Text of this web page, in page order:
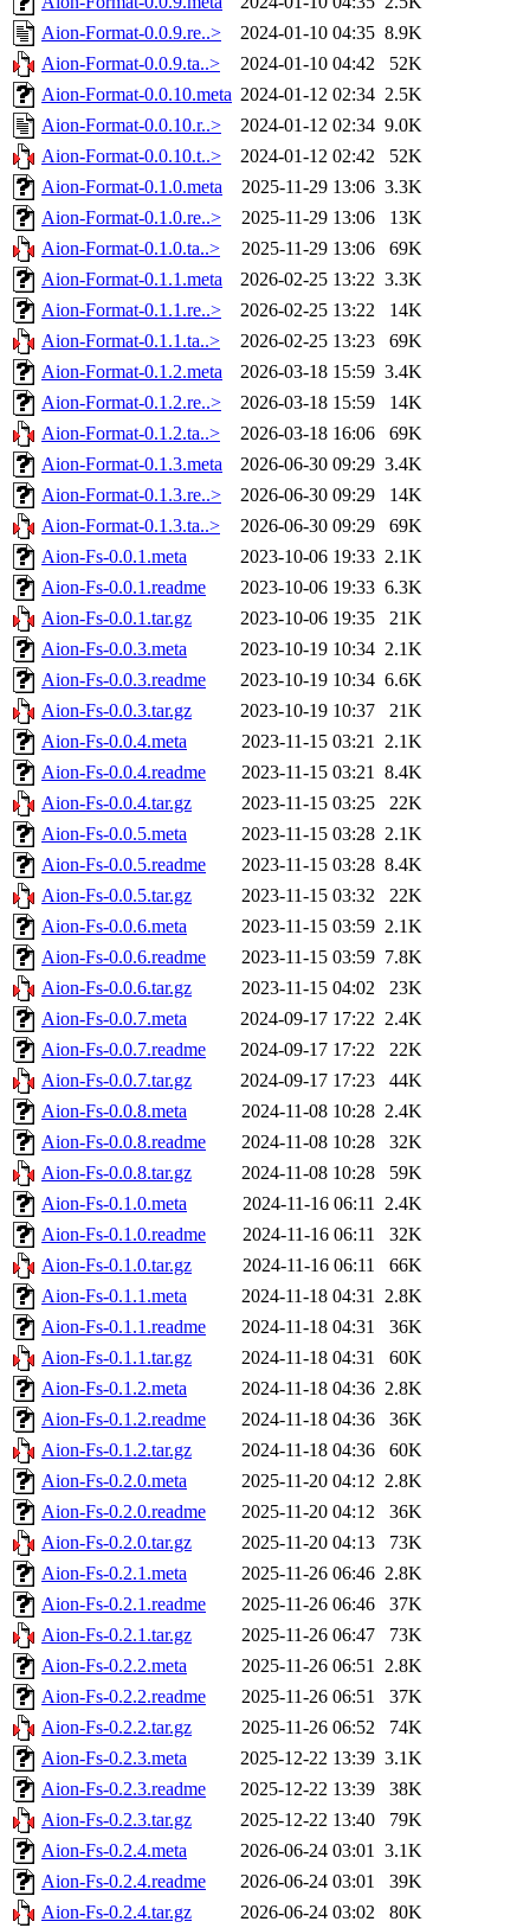
Aion-Format-0.0.9.re..>
2024-01-10 04:35 8.9K
Aion-Format-0.0.9.ta..>
2024-01-10 04:42
52K
Aion-Format-0.0.10.meta 2024-01-12 02:34 2.5K
Aion-Format-0.0.10.r..>
2024-01-12 02:34 9.0K
Aion-Format-0.0.10.t..>
2024-01-12 02:42
52K
Aion-Format-0.1.0.meta
2025-11-29 13:06 3.3K
Aion-Format-0.1.0.re..>
2025-11-29 13:06
13K
Aion-Format-0.1.0.ta..>
2025-11-29 13:06
69K
Aion-Format-0.1.1.meta
2026-02-25 13:22 3.3K
Aion-Format-0.1.1.re..>
2026-02-25 13:22
14K
Aion-Format-0.1.1.ta..>
2026-02-25 13:23
69K
Aion-Format-0.1.2.meta
2026-03-18 15:59 3.4K
Aion-Format-0.1.2.re..>
2026-03-18 15:59
14K
Aion-Format-0.1.2.ta..>
2026-03-18 16:06
69K
Aion-Format-0.1.3.meta
2026-06-30 09:29 3.4K
Aion-Format-0.1.3.re..>
2026-06-30 09:29
14K
Aion-Format-0.1.3.ta..>
2026-06-30 09:29
69K
Aion-Fs-0.0.1.meta
2023-10-06 19:33 2.1K
Aion-Fs-0.0.1.readme
2023-10-06 19:33 6.3K
Aion-Fs-0.0.1.tar.gz
2023-10-06 19:35
21K
Aion-Fs-0.0.3.meta
2023-10-19 10:34 2.1K
Aion-Fs-0.0.3.readme
2023-10-19 10:34 6.6K
Aion-Fs-0.0.3.tar.gz
2023-10-19 10:37
21K
Aion-Fs-0.0.4.meta
2023-11-15 03:21 2.1K
Aion-Fs-0.0.4.readme
2023-11-15 03:21 8.4K
Aion-Fs-0.0.4.tar.gz
2023-11-15 03:25
22K
Aion-Fs-0.0.5.meta
2023-11-15 03:28 2.1K
Aion-Fs-0.0.5.readme
2023-11-15 03:28 8.4K
Aion-Fs-0.0.5.tar.gz
2023-11-15 03:32
22K
Aion-Fs-0.0.6.meta
2023-11-15 03:59 2.1K
Aion-Fs-0.0.6.readme
2023-11-15 03:59 7.8K
Aion-Fs-0.0.6.tar.gz
2023-11-15 04:02
23K
Aion-Fs-0.0.7.meta
2024-09-17 17:22 2.4K
Aion-Fs-0.0.7.readme
2024-09-17 17:22
22K
Aion-Fs-0.0.7.tar.gz
2024-09-17 17:23
44K
Aion-Fs-0.0.8.meta
2024-11-08 10:28 2.4K
Aion-Fs-0.0.8.readme
2024-11-08 10:28
32K
Aion-Fs-0.0.8.tar.gz
2024-11-08 10:28
59K
Aion-Fs-0.1.0.meta
2024-11-16 06:11 2.4K
Aion-Fs-0.1.0.readme
2024-11-16 06:11
32K
Aion-Fs-0.1.0.tar.gz
2024-11-16 06:11
66K
Aion-Fs-0.1.1.meta
2024-11-18 04:31 2.8K
Aion-Fs-0.1.1.readme
2024-11-18 04:31
36K
Aion-Fs-0.1.1.tar.gz
2024-11-18 04:31
60K
Aion-Fs-0.1.2.meta
2024-11-18 04:36 2.8K
Aion-Fs-0.1.2.readme
2024-11-18 04:36
36K
Aion-Fs-0.1.2.tar.gz
2024-11-18 04:36
60K
Aion-Fs-0.2.0.meta
2025-11-20 04:12 2.8K
Aion-Fs-0.2.0.readme
2025-11-20 04:12
36K
Aion-Fs-0.2.0.tar.gz
2025-11-20 04:13
73K
Aion-Fs-0.2.1.meta
2025-11-26 06:46 2.8K
Aion-Fs-0.2.1.readme
2025-11-26 06:46
37K
Aion-Fs-0.2.1.tar.gz
2025-11-26 06:47
73K
Aion-Fs-0.2.2.meta
2025-11-26 06:51 2.8K
Aion-Fs-0.2.2.readme
2025-11-26 06:51
37K
Aion-Fs-0.2.2.tar.gz
2025-11-26 06:52
74K
Aion-Fs-0.2.3.meta
2025-12-22 13:39 3.1K
Aion-Fs-0.2.3.readme
2025-12-22 13:39
38K
Aion-Fs-0.2.3.tar.gz
2025-12-22 13:40
79K
Aion-Fs-0.2.4.meta
2026-06-24 03:01 3.1K
Aion-Fs-0.2.4.readme
2026-06-24 03:01
39K
Aion-Fs-0.2.4.tar.gz
2026-06-24 03:02
80K